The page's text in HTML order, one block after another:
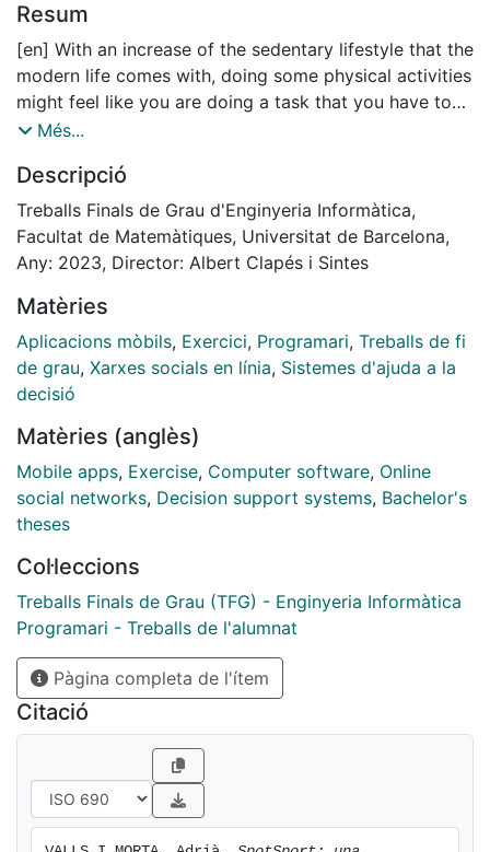
Resum
[en] With an increase of the sedentary lifestyle that the
modern life comes with, doing some physical activities
might feel like you are doing a task that you have to
do and not like a fun activity that you want to be
application that allow you to find other people to
share and be part of a sportive activity. I have also
investigated recommendation and matchmaking
services to give the user a better and closer
Més...
Descripció
Treballs Finals de Grau d'Enginyeria Informàtica,
Facultat de Matemàtiques, Universitat de Barcelona,
Any: 2023, Director: Albert Clapés i Sintes
Matèries
Aplicacions mòbils, Exercici, Programari, Treballs de fi
de grau, Xarxes socials en línia, Sistemes d'ajuda a la
decisió
Matèries (anglès)
Mobile apps, Exercise, Computer software, Online
social networks, Decision support systems, Bachelor's
theses
Col·leccions
Treballs Finals de Grau (TFG) - Enginyeria Informàtica
Programari - Treballs de l'alumnat
Pàgina completa de l'ítem
Citació